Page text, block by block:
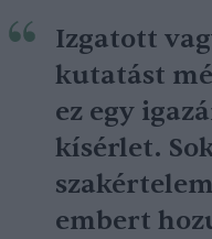
Izgatott
kutatást
ez egy
kísérlet.
embert